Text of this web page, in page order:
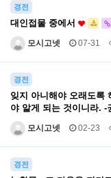
경전
대인접물 중에서
모시고넷 07-31
경전
잊지 아니해야 오래도록
야 알게 되는 것이니라.
모시고넷 02-23
경전